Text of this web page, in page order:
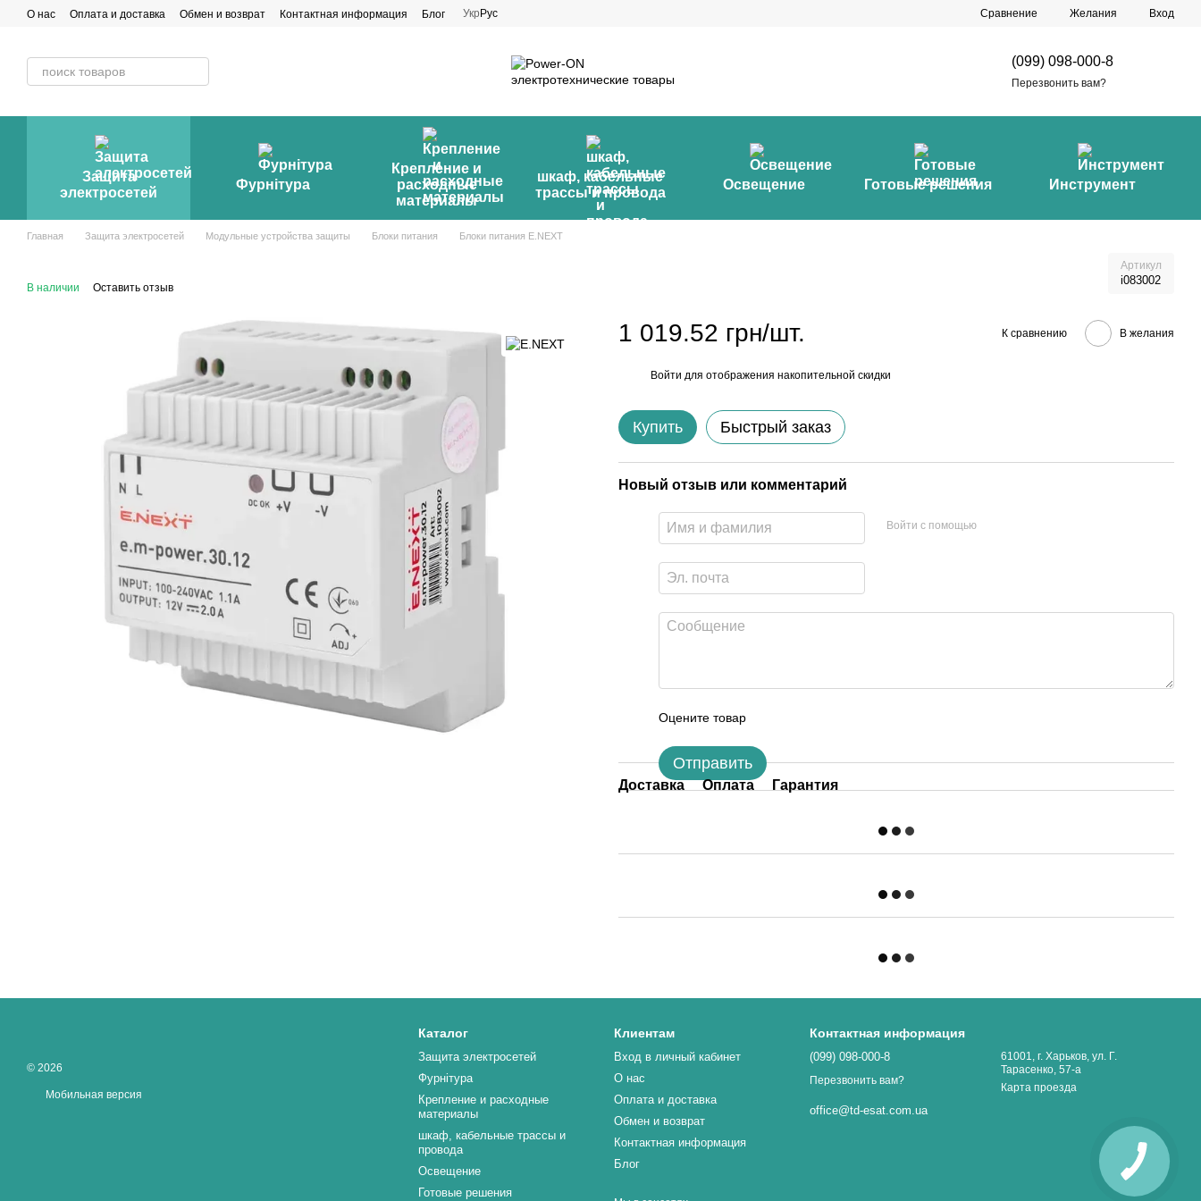
Перейти к основному контенту
О нас Оплата и доставка Обмен и возврат Контактная информация Блог Укр Рус Сравнение Желания Вход
(099) 098-000-8
Перезвонить вам?
Защита
электросетей
Фурнітура
Крепление и
расходные
материалы
шкаф, кабельные
трассы и провода
Освещение Готовые решения Инструмент
Главная Защита электросетей Модульные устройства защиты Блоки питания Блоки питания E.NEXT
Артикул
i083002
В наличии Оставить отзыв
1 019.52 грн/шт. К сравнению В желания
Войти для отображения накопительной скидки
Купить Быстрый заказ
Новый отзыв или комментарий
Войти с помощью
Оцените товар
Отправить
Доставка Оплата Гарантия
© 2026
Мобильная версия
Каталог
Защита электросетей
Фурнітура
Крепление и расходные
материалы
шкаф, кабельные трассы и
провода
Освещение
Готовые решения
Клиентам
Вход в личный кабинет
О нас
Оплата и доставка
Обмен и возврат
Контактная информация
Блог
Контактная информация
(099) 098-000-8
Перезвонить вам?
office@td-esat.com.ua
61001, г. Харьков, ул. Г.
Тарасенко, 57-а
Карта проезда